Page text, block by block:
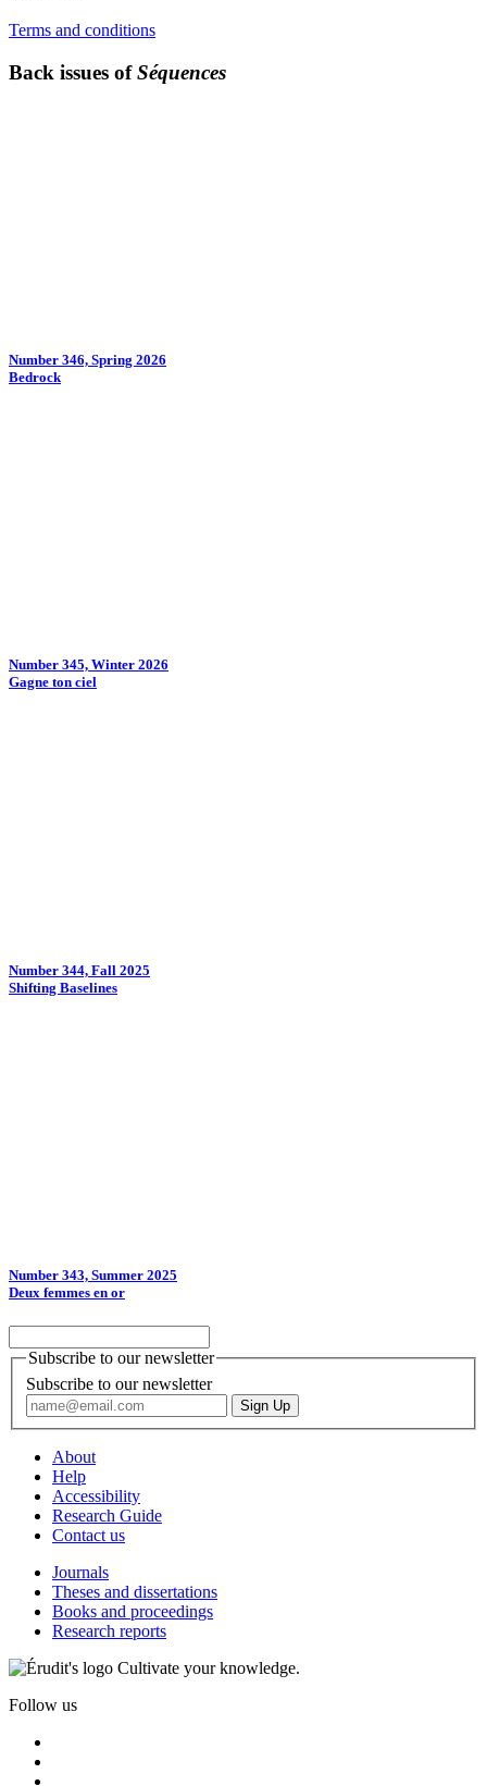
Terms and conditions
Back issues ofSéquences
Number 346, Spring 2026
Bedrock
Number 345, Winter 2026
Gagne ton ciel
Number 344, Fall 2025
Shifting Baselines
Number 343, Summer 2025
Deux femmes en or
Subscribe to our newsletter
Subscribe to our newsletter
About
Help
Accessibility
Research Guide
Contact us
Journals
Theses and dissertations
Books and proceedings
Research reports
Cultivate your knowledge.
Follow us